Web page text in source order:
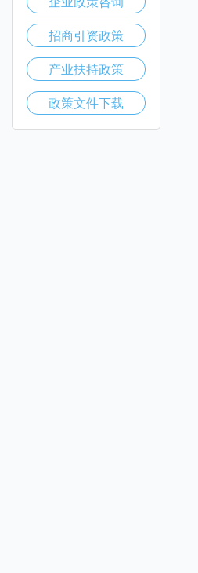
招商引资政策
产业扶持政策
政策文件下载